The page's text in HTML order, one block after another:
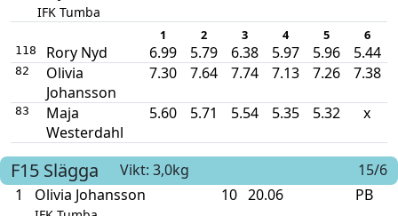
IFK Tumba
1 2 3 4 5 6
118 Rory Nyd 6.99 5.79 6.38 5.97 5.96 5.44
82
Olivia
Johansson
7.30 7.64 7.74 7.13 7.26 7.38
83
Maja
Westerdahl
5.60 5.71 5.54 5.35 5.32 x
F15 Slägga Vikt: 3,0kg
15/6
1
Olivia Johansson 10 20.06 PB